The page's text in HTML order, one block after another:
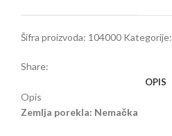
Šifra proizvoda: 104000 Kategorije:
Share:
OPIS
Opis
Zemlja porekla: Nemačka